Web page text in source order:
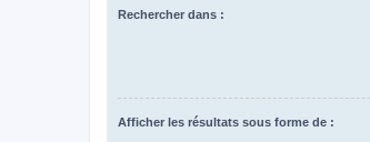
Rechercher dans :
Afficher les résultats sous forme de :